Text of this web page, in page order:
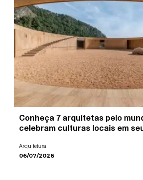
Conheça 7 arquitetas pelo
celebram culturas locais em
Arquitetura
06/07/2026